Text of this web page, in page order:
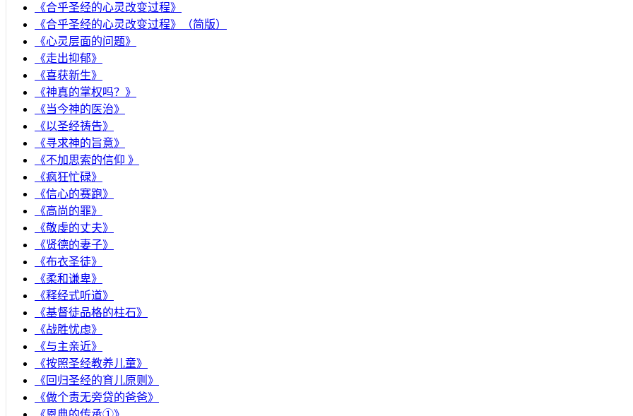
《合乎圣经的心灵改变过程》
《合乎圣经的心灵改变过程》（简版）
《心灵层面的问题》
《走出抑郁》
《喜获新生》
《神真的掌权吗？》
《当今神的医治》
《以圣经祷告》
《寻求神的旨意》
《不加思索的信仰 》
《疯狂忙碌》
《信心的赛跑》
《高尚的罪》
《敬虔的丈夫》
《贤德的妻子》
《布衣圣徒》
《柔和谦卑》
《释经式听道》
《基督徒品格的柱石》
《战胜忧虑》
《与主亲近》
《按照圣经教养儿童》
《回归圣经的育儿原则》
《做个责无旁贷的爸爸》